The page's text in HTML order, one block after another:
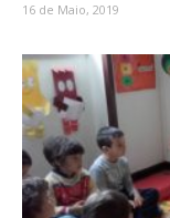
16 de Maio, 2019